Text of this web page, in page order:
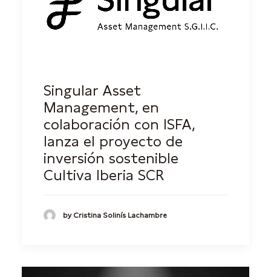
Singular Asset
Management, en
colaboración con ISFA,
lanza el proyecto de
inversión sostenible
Cultiva Iberia SCR
by Cristina Solinís Lachambre